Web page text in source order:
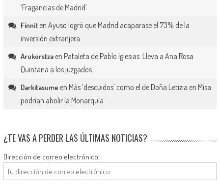
‘Fragancias de Madrid’
Finniten Ayuso logró que Madrid acaparase el 73% de la
inversión extranjera
Arukorstzaen Pataleta de Pablo Iglesias: Lleva a Ana Rosa
Quintana a los juzgados
Darkitasume en Más ‘descuidos’ como el de Doña Letizia en Misa
podrían abolir la Monarquía
¿TE VAS A PERDER LAS ÚLTIMAS NOTICIAS?
Dirección de correo electrónico: